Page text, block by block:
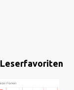
Leserfavoriten